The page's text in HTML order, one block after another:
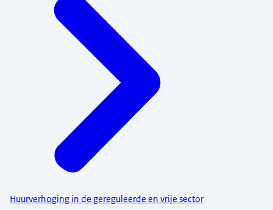
Huurverhoging in de gereguleerde en vrije sector